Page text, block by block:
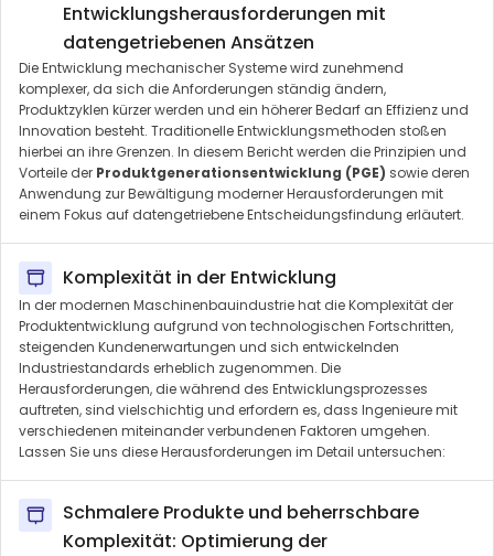
Entwicklungsherausforderungen mit
datengetriebenen Ansätzen
Die Entwicklung mechanischer Systeme wird zunehmend
komplexer, da sich die Anforderungen ständig ändern,
Produktzyklen kürzer werden und ein höherer Bedarf an Effizienz und
Innovation besteht. Traditionelle Entwicklungsmethoden stoßen
hierbei an ihre Grenzen. In diesem Bericht werden die Prinzipien und
Vorteile der Produktgenerationsentwicklung (PGE) sowie deren
Anwendung zur Bewältigung moderner Herausforderungen mit
einem Fokus auf datengetriebene Entscheidungsfindung erläutert.
Komplexität in der Entwicklung
In der modernen Maschinenbauindustrie hat die Komplexität der
Produktentwicklung aufgrund von technologischen Fortschritten,
steigenden Kundenerwartungen und sich entwickelnden
Industriestandards erheblich zugenommen. Die
Herausforderungen, die während des Entwicklungsprozesses
auftreten, sind vielschichtig und erfordern es, dass Ingenieure mit
verschiedenen miteinander verbundenen Faktoren umgehen.
Lassen Sie uns diese Herausforderungen im Detail untersuchen:
Schmalere Produkte und beherrschbare
Komplexität: Optimierung der